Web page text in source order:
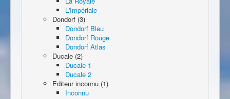
L'Impériale
Dondorf (3)
Dondorf Bleu
Dondorf Rouge
Dondorf Atlas
Ducale (2)
Ducale 1
Ducale 2
Editeur inconnu (1)
Inconnu